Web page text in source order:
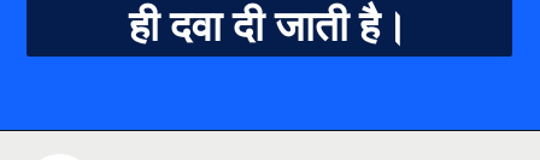
ही दवा दी जाती है।